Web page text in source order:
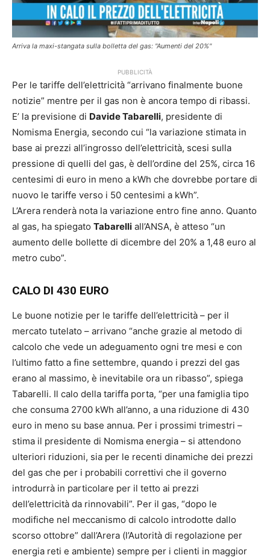
Arriva la maxi-stangata sulla bolletta del gas: "Aumenti del 20%"
PUBBLICITÀ
Per le tariffe dell’elettricità “arrivano finalmente buone
notizie” mentre per il gas non è ancora tempo di ribassi.
E’ la previsione di Davide Tabarelli, presidente di
Nomisma Energia, secondo cui “la variazione stimata in
base ai prezzi all’ingrosso dell’elettricità, scesi sulla
pressione di quelli del gas, è dell’ordine del 25%, circa 16
centesimi di euro in meno a kWh che dovrebbe portare di
nuovo le tariffe verso i 50 centesimi a kWh”.
L’Arera renderà nota la variazione entro fine anno. Quanto
al gas, ha spiegato Tabarelli all’ANSA, è atteso “un
aumento delle bollette di dicembre del 20% a 1,48 euro al
metro cubo”.
CALO DI 430 EURO
Le buone notizie per le tariffe dell’elettricità – per il
mercato tutelato – arrivano “anche grazie al metodo di
calcolo che vede un adeguamento ogni tre mesi e con
l’ultimo fatto a fine settembre, quando i prezzi del gas
erano al massimo, è inevitabile ora un ribasso”, spiega
Tabarelli. Il calo della tariffa porta, “per una famiglia tipo
che consuma 2700 kWh all’anno, a una riduzione di 430
euro in meno su base annua. Per i prossimi trimestri –
stima il presidente di Nomisma energia – si attendono
ulteriori riduzioni, sia per le recenti dinamiche dei prezzi
del gas che per i probabili correttivi che il governo
introdurrà in particolare per il tetto ai prezzi
dell’elettricità da rinnovabili”. Per il gas, “dopo le
modifiche nel meccanismo di calcolo introdotte dallo
scorso ottobre” dall’Arera (l’Autorità di regolazione per
energia reti e ambiente) sempre per i clienti in maggior